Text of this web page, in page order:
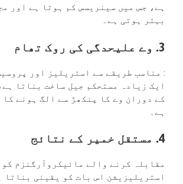
ہے، جس میں سینریسس کم ہوتا ہے اور
بہتر ہوتی ہے۔
3. وے علیحدگی کی روک تھام
: مناسب طریقے سے استریلیز اور
ایک زیادہ مستحکم جیل ساخت بناتا
کے دوران وے کا پنکھڑ سے الگ ہونے کا
ہے۔
4. مستقل خمیر کے نتائج
مقابلہ کرنے والے مائیکروآرگنزم کو
استریلیزیشن اس بات کو یقینی بناتا